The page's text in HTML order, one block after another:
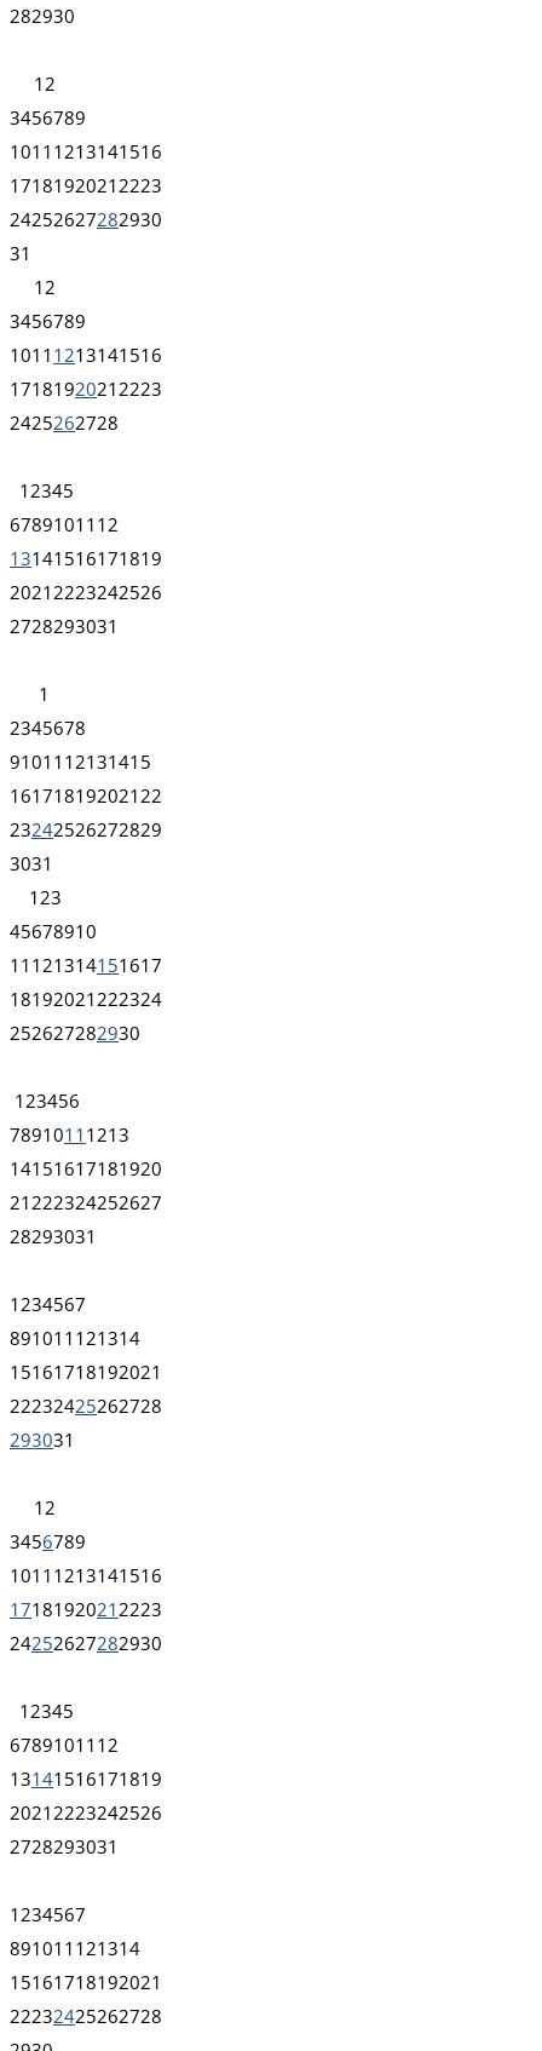
282930
1 2
3456789
1011 1213141516
1718192021 2223
24252627282930
31
1 2
3456789
1011 1213141516
1718192021 2223
2425262728
1 2345
67891011 12
13141516171819
2021 2223242526
2728293031
1
2345678
91011 12131415
161718192021 22
23242526272829
3031
1 23
45678910
11 121314151617
18192021 222324
252627282930
1 23456
7891011 1213
14151617181920
21 222324252627
28293031
1 234567
891011 121314
15161718192021
22232425262728
293031
1 2
3456789
1011 1213141516
1718192021 2223
24252627282930
1 2345
67891011 12
13141516171819
2021 2223242526
2728293031
1 234567
891011 121314
15161718192021
22232425262728